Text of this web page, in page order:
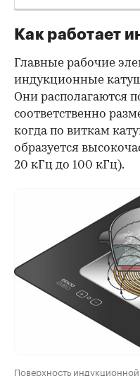
Как работает
Главные рабочие
индукционные
Они располагаются
соответственно
когда по виткам
образуется
20 кГц до 100 кГц).
Поверхность